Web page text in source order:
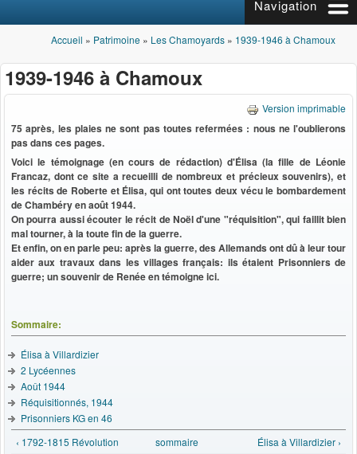
Navigation
Vous êtes ici
Accueil » Patrimoine » Les Chamoyards » 1939-1946 à Chamoux
1939-1946 à Chamoux
Version imprimable
75 après, les plaies ne sont pas toutes refermées : nous ne l'oublierons
pas dans ces pages.
Voici le témoignage (en cours de rédaction) d'Élisa (la fille de Léonie
Francaz, dont ce site a recueilli de nombreux et précieux souvenirs), et
les récits de Roberte et Élisa, qui ont toutes deux vécu le bombardement
de Chambéry en août 1944.
On pourra aussi écouter le récit de Noël d'une "réquisition", qui faillit bien
mal tourner, à la toute fin de la guerre.
Et enfin, on en parle peu: après la guerre, des Allemands ont dû à leur tour
aider aux travaux dans les villages français: ils étaient Prisonniers de
guerre; un souvenir de Renée en témoigne ici.
Sommaire:
Élisa à Villardizier
2 Lycéennes
Août 1944
Réquisitionnés, 1944
Prisonniers KG en 46
‹ 1792-1815 Révolution
sommaire Élisa à Villardizier ›